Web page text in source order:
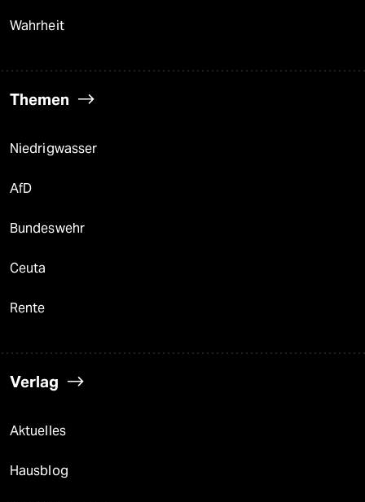
Wahrheit
Themen
Niedrigwasser
AfD
Bundeswehr
Ceuta
Rente
Verlag
Aktuelles
Hausblog